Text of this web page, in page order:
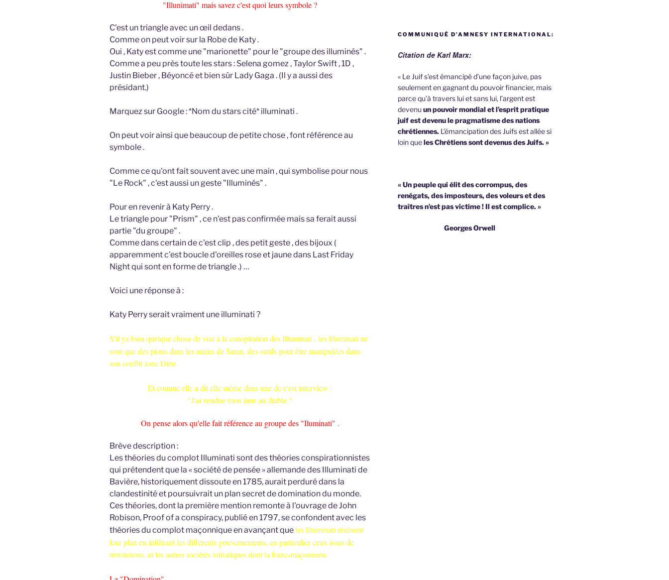
"Illunimati" mais savez c'est quoi leurs symbole ?
C'est un triangle avec un œil dedans .
Comme on peut voir sur la Robe de Katy .
Oui , Katy est comme une "marionette" pour le "groupe des illuminés" .
Comme a peu près toute les stars : Selena gomez , Taylor Swift , 1D ,
Justin Bieber , Béyoncé et bien sûr Lady Gaga . (Il y a aussi des
présidant.)
Marquez sur Google : *Nom du stars cité* illuminati .
On peut voir ainsi que beaucoup de petite chose , font référence au
symbole .
Comme ce qu'ont fait souvent avec une main , qui symbolise pour nous
"Le Rock" , c'est aussi un geste "Illuminés" .
Pour en revenir à Katy Perry .
Le triangle pour "Prism" , ce n'est pas confirmée mais sa ferait aussi
partie "du groupe" .
Comme dans certain de c'est clip , des petit geste , des bijoux (
apparemment c'est boucle d'oreilles rose et jaune dans Last Friday
Night qui sont en forme de triangle .) …
Voici une réponse à :
Katy Perry serait vraiment une illuminati ?
S'il ya bien quelque chose de vrai à la conspiration des Illuminati , les Illuminati ne
sont que des pions dans les mains de Satan, des outils pour être manipulées dans
son conflit avec Dieu.
Et comme elle a dit elle même dans une de c'est interview :
"J'ai vendue mon âme au diable."
On pense alors qu'elle fait référence au groupe des "Iluminati" .
Brève description :
Les théories du complot Illuminati sont des théories conspirationnistes
qui prétendent que la « société de pensée » allemande des Illuminati de
Bavière, historiquement dissoute en 1785, aurait perduré dans la
clandestinité et poursuivrait un plan secret de domination du monde.
Ces théories, dont la première mention remonte à l'ouvrage de John
Robison, Proof of a conspiracy, publié en 1797, se confondent avec les
théories du complot maçonnique en avançant queles Illuminati réalisent
leur plan en infiltrant les différents gouvernements, en particulier ceux issus de
révolutions, et les autres sociétés initiatiques dont la franc-maçonnerie.
COMMUNIQUÉ D’AMNESY INTERNATIONAL:
Citation de Karl Marx:
« Le Juif s’est émancipé d’une façon juive, pas
seulement en gagnant du pouvoir financier, mais
parce qu’à travers lui et sans lui, l’argent est
devenu un pouvoir mondial et l’esprit pratique
juif est devenu le pragmatisme des nations
chrétiennes.L’émancipation des Juifs est allée si
loin queles Chrétiens sont devenus des Juifs. »
« Un peuple qui élit des corrompus, des
renégats, des imposteurs, des voleurs et des
traîtres n’est pas victime !Il est complice. »
Georges Orwell